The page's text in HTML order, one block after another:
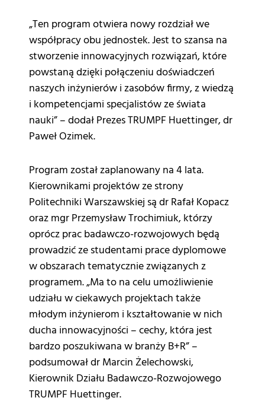
„Ten program otwiera nowy rozdział we
współpracy obu jednostek. Jest to szansa na
stworzenie innowacyjnych rozwiązań, które
powstaną dzięki połączeniu doświadczeń
naszych inżynierów i zasobów firmy, z wiedzą
i kompetencjami specjalistów ze świata
nauki” – dodał Prezes TRUMPF Huettinger, dr
Paweł Ozimek.
Program został zaplanowany na 4 lata.
Kierownikami projektów ze strony
Politechniki Warszawskiej są dr Rafał Kopacz
oraz mgr Przemysław Trochimiuk, którzy
oprócz prac badawczo-rozwojowych będą
prowadzić ze studentami prace dyplomowe
w obszarach tematycznie związanych z
programem. „Ma to na celu umożliwienie
udziału w ciekawych projektach także
młodym inżynierom i kształtowanie w nich
ducha innowacyjności – cechy, która jest
bardzo poszukiwana w branży B+R” –
podsumował dr Marcin Żelechowski,
Kierownik Działu Badawczo-Rozwojowego
TRUMPF Huettinger.